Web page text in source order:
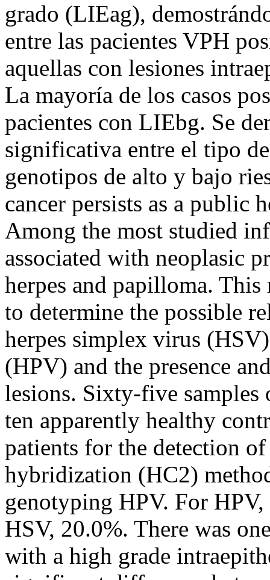
grado (LIEag),
entre las pacientes VPH
aquellas con lesiones
La mayoría de los casos
pacientes con LIEbg. Se
significativa entre el tipo
genotipos de alto y bajo
cancer persists as a public
Among the most studied
associated with neoplasic
herpes and papilloma.
to determine the possible
herpes simplex virus
(HPV) and the presence
lesions. Sixty-five samples
ten apparently healthy
patients for the detection
hybridization (HC2)
genotyping HPV. For
HSV, 20.0%. There was
with a high grade